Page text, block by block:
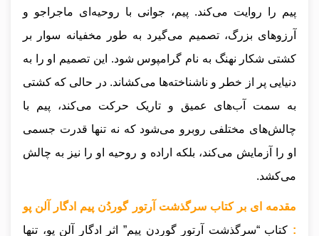
پیم را روایت می‌کند. پیم، جوانی با روحیه‌ای ماجراجو و
آرزوهای بزرگ، تصمیم می‌گیرد به طور مخفیانه سوار بر
کشتی شکار نهنگ به نام گرامپوس شود. این تصمیم او را به
دنیایی پر از خطر و ناشناخته‌ها می‌کشاند. در حالی که کشتی
به سمت آب‌های عمیق و تاریک حرکت می‌کند، پیم با
چالش‌های مختلفی روبرو می‌شود که نه تنها قدرت جسمی
او را آزمایش می‌کند، بلکه اراده و روحیه او را نیز به چالش
می‌کشد.
مقدمه ای بر کتاب سرگذشت آرتور گوردُن پیم ادگار آلن‌ پو
: کتاب “سرگذشت آرتور گوردن پیم” اثر ادگار آلن پو، تنها